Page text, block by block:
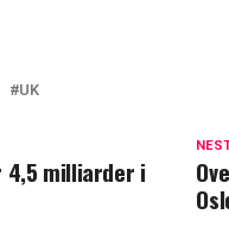
UK
4,5 milliarder i